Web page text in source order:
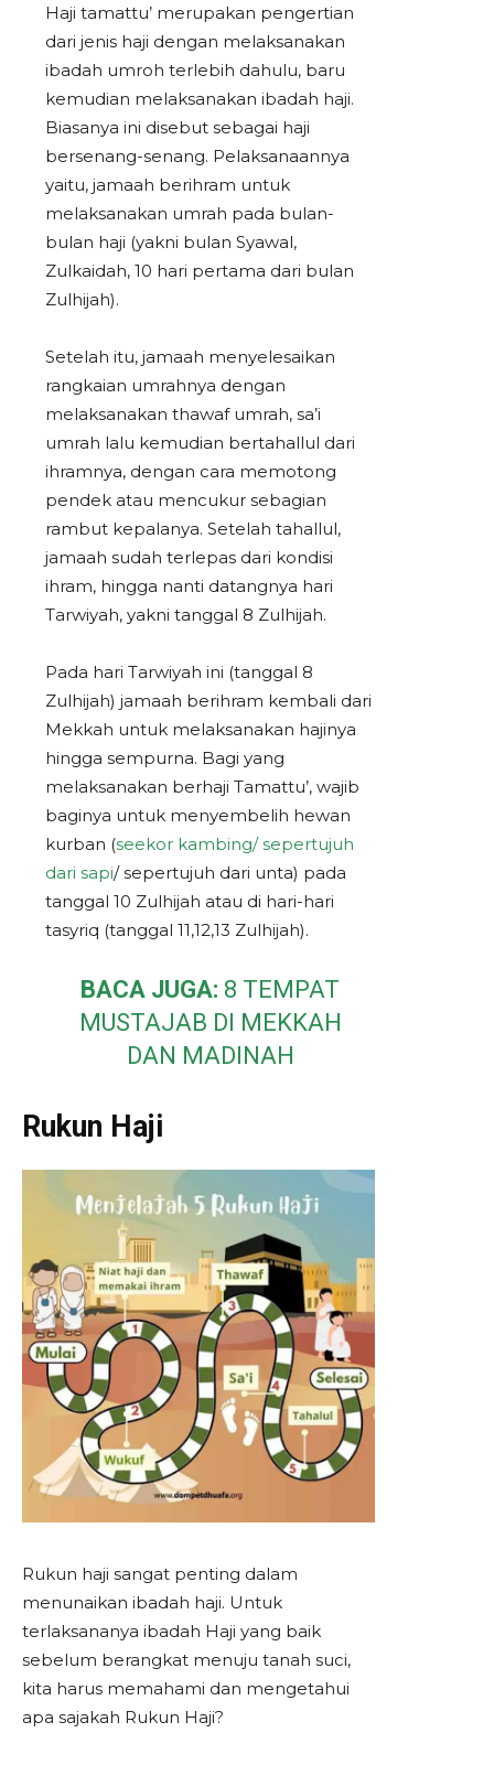
Haji tamattu’ merupakan pengertian
dari jenis haji dengan melaksanakan
ibadah umroh terlebih dahulu, baru
kemudian melaksanakan ibadah haji.
Biasanya ini disebut sebagai haji
bersenang-senang. Pelaksanaannya
yaitu, jamaah berihram untuk
melaksanakan umrah pada bulan-
bulan haji (yakni bulan Syawal,
Zulkaidah, 10 hari pertama dari bulan
Zulhijah).
Setelah itu, jamaah menyelesaikan
rangkaian umrahnya dengan
melaksanakan thawaf umrah, sa’i
umrah lalu kemudian bertahallul dari
ihramnya, dengan cara memotong
pendek atau mencukur sebagian
rambut kepalanya. Setelah tahallul,
jamaah sudah terlepas dari kondisi
ihram, hingga nanti datangnya hari
Tarwiyah, yakni tanggal 8 Zulhijah.
Pada hari Tarwiyah ini (tanggal 8
Zulhijah) jamaah berihram kembali dari
Mekkah untuk melaksanakan hajinya
hingga sempurna. Bagi yang
melaksanakan berhaji Tamattu’, wajib
baginya untuk menyembelih hewan
kurban (seekor kambing/ sepertujuh
dari sapi/ sepertujuh dari unta) pada
tanggal 10 Zulhijah atau di hari-hari
tasyriq (tanggal 11,12,13 Zulhijah).
BACA JUGA: 8 TEMPAT
MUSTAJAB DI MEKKAH
DAN MADINAH
Rukun Haji
Rukun haji sangat penting dalam
menunaikan ibadah haji. Untuk
terlaksananya ibadah Haji yang baik
sebelum berangkat menuju tanah suci,
kita harus memahami dan mengetahui
apa sajakah Rukun Haji?